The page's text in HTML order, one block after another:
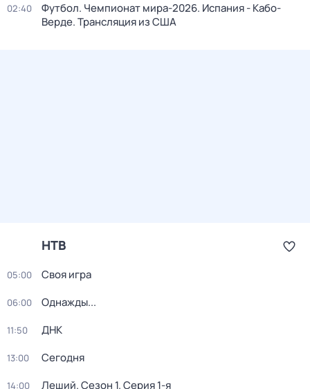
02:40
Футбол. Чемпионат мира-2026. Испания - Кабо-
Верде. Трансляция из США
НТВ
05:00 Своя игра
06:00 Однажды...
11:50 ДНК
13:00 Сегодня
14:00 Леший. Сезон 1. Серия 1-я